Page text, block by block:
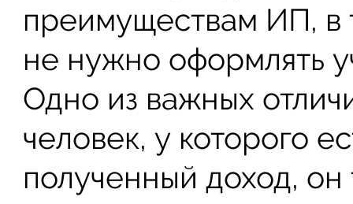
преимуществам ИП, в
не нужно оформлять
Одно из важных
человек, у которого
полученный доход,